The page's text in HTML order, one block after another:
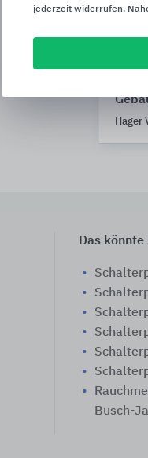
Hager
Das
Busch-
jederzeit widerrufen.